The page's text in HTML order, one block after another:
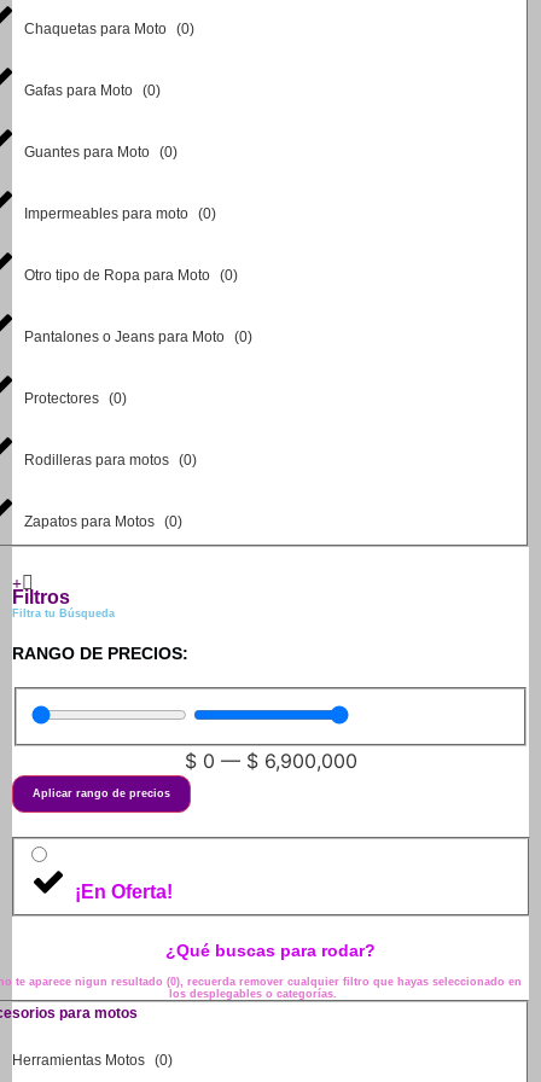
Chaquetas para Moto (0)
Gafas para Moto (0)
Guantes para Moto (0)
Impermeables para moto (0)
Otro tipo de Ropa para Moto (0)
Pantalones o Jeans para Moto (0)
Protectores (0)
Rodilleras para motos (0)
Zapatos para Motos (0)
Filtros
Filtra tu Búsqueda
RANGO DE PRECIOS:
$ 0 — $ 6,900,000
Aplicar rango de precios
¡En Oferta!
¿Qué buscas para rodar?
para motos
te aparece nigun resultado (0), recuerda remover cualquier filtro que hayas seleccionado en
los desplegables o categorías.
Herramientas Motos (0)